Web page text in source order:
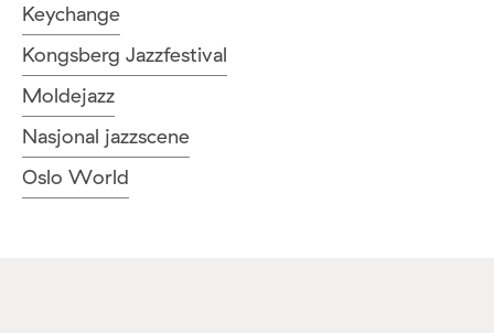
Keychange
Kongsberg Jazzfestival
Moldejazz
Nasjonal jazzscene
Oslo World